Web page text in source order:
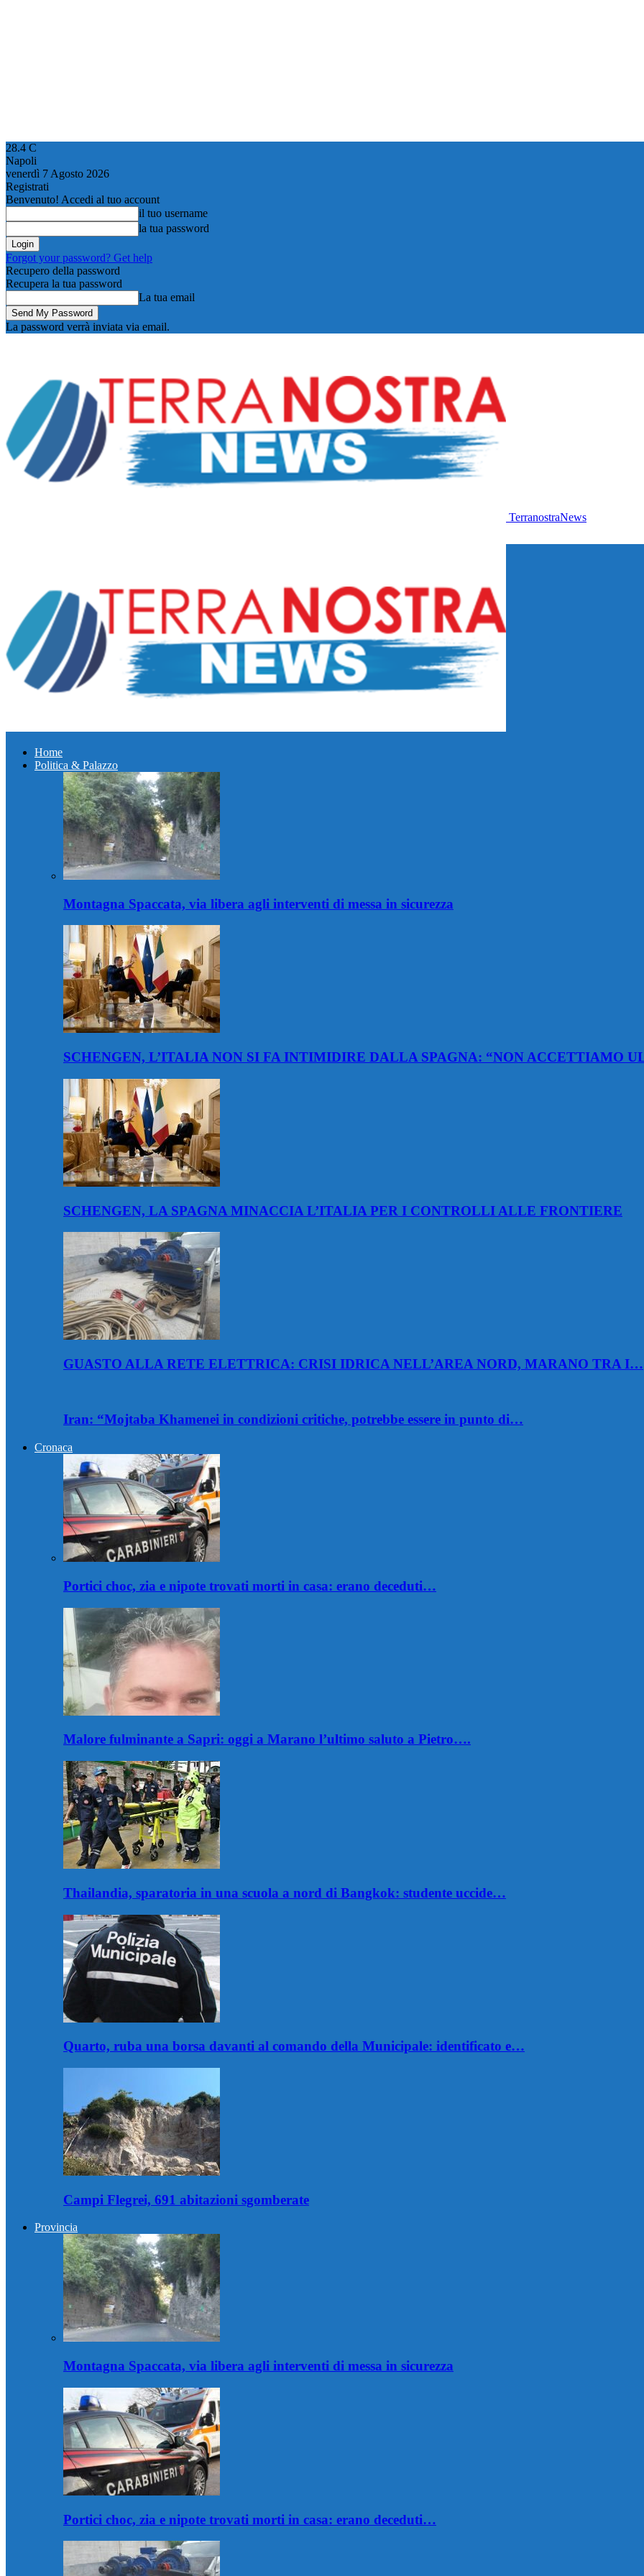
28.4 C
Napoli
venerdì 7 Agosto 2026
Registrati
Benvenuto! Accedi al tuo account
il tuo username
la tua password
Forgot your password? Get help
Recupero della password
Recupera la tua password
La tua email
La password verrà inviata via email.
TerranostraNews
Home
Politica & Palazzo
Montagna Spaccata, via libera agli interventi di messa in sicurezza
SCHENGEN, L’ITALIA NON SI FA INTIMIDIRE DALLA SPAGNA: “NON ACCETTIAMO
SCHENGEN, LA SPAGNA MINACCIA L’ITALIA PER I CONTROLLI ALLE FRONTIERE
GUASTO ALLA RETE ELETTRICA: CRISI IDRICA NELL’AREA NORD, MARANO TRA I…
Iran: “Mojtaba Khamenei in condizioni critiche, potrebbe essere in punto di…
Cronaca
Portici choc, zia e nipote trovati morti in casa: erano deceduti…
Malore fulminante a Sapri: oggi a Marano l’ultimo saluto a Pietro….
Thailandia, sparatoria in una scuola a nord di Bangkok: studente uccide…
Quarto, ruba una borsa davanti al comando della Municipale: identificato e…
Campi Flegrei, 691 abitazioni sgomberate
Provincia
Montagna Spaccata, via libera agli interventi di messa in sicurezza
Portici choc, zia e nipote trovati morti in casa: erano deceduti…